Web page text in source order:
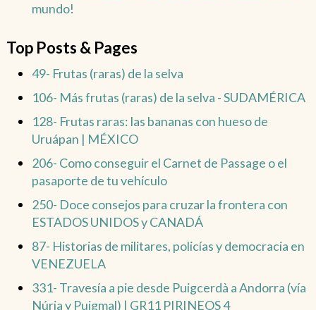
mundo!
Top Posts & Pages
49- Frutas (raras) de la selva
106- Más frutas (raras) de la selva - SUDAMÉRICA
128- Frutas raras: las bananas con hueso de
Uruápan | MÉXICO
206- Como conseguir el Carnet de Passage o el
pasaporte de tu vehículo
250- Doce consejos para cruzar la frontera con
ESTADOS UNIDOS y CANADÁ
87- Historias de militares, policías y democracia en
VENEZUELA
331- Travesía a pie desde Puigcerdà a Andorra (vía
Núria y Puigmal) | GR11 PIRINEOS 4